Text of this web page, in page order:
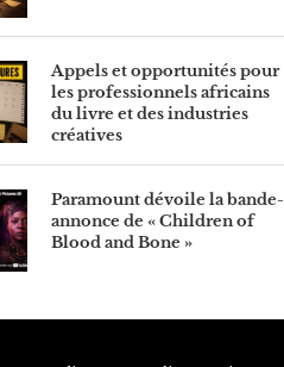
Appels et opportunités pour
les professionnels africains
du livre et des industries
créatives
Paramount dévoile la bande-
annonce de « Children of
Blood and Bone »